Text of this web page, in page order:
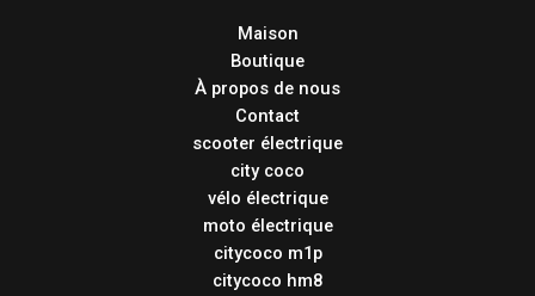
Maison
Boutique
À propos de nous
Contact
scooter électrique
city coco
vélo électrique
moto électrique
citycoco m1p
citycoco hm8